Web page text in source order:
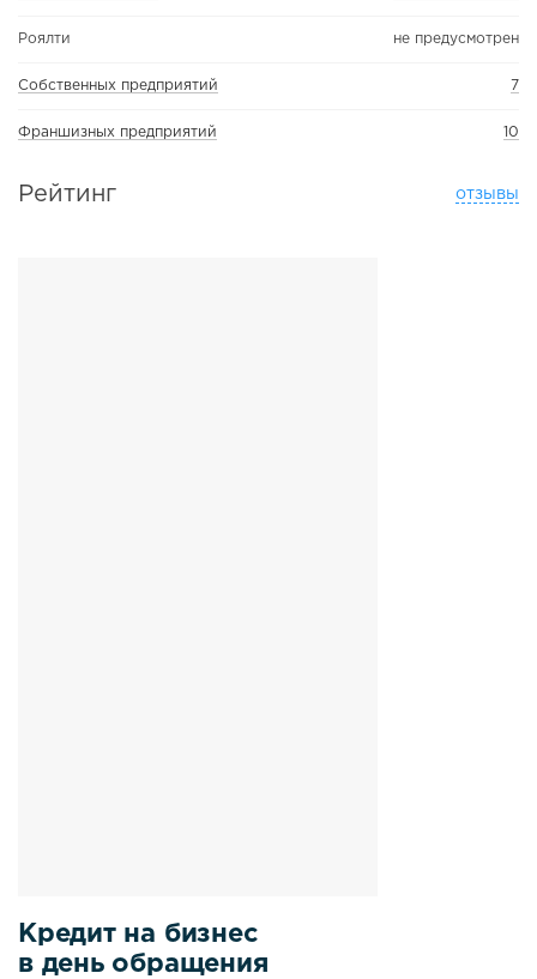
Роялти не предусмотрен
Собственных предприятий 7
Франшизных предприятий 10
Рейтинг отзывы
Кредит на бизнес
в день обращения